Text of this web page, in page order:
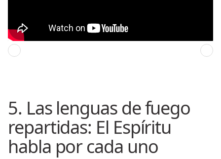
5. Las lenguas de fuego
repartidas: El Espíritu
habla por cada uno